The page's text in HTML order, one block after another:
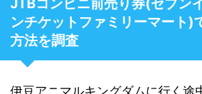
JTBコンビニ前売り券(セブン
ンチケットファミリーマート)
方法を調査